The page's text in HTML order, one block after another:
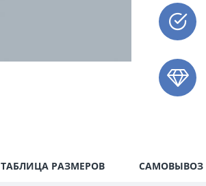
ТАБЛИЦА РАЗМЕРОВ САМОВЫВОЗ